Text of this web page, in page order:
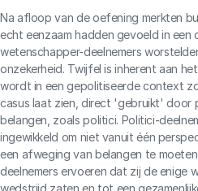
Na afloop van de oefening merkten
echt eenzaam hadden gevoeld in een
wetenschapper-deelnemers
onzekerheid. Twijfel is inherent aan
wordt in een gepolitiseerde context
casus laat zien, direct 'gebruikt' door
belangen, zoals politici. Politici-
ingewikkeld om niet vanuit één
een afweging van belangen te moeten
deelnemers ervoeren dat zij de enige
wedstrijd zaten en tot een